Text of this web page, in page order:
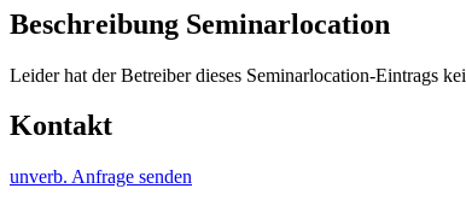
Beschreibung Seminarlocation
Leider hat der Betreiber dieses Seminarlocation-Eintrags
Kontakt
unverb. Anfrage senden